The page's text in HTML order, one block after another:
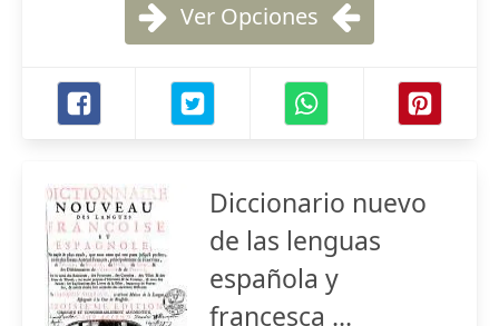
Ver Opciones
Diccionario nuevo
de las lenguas
española y
francesca ...